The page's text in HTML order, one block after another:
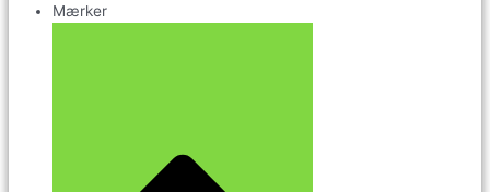
Mærker